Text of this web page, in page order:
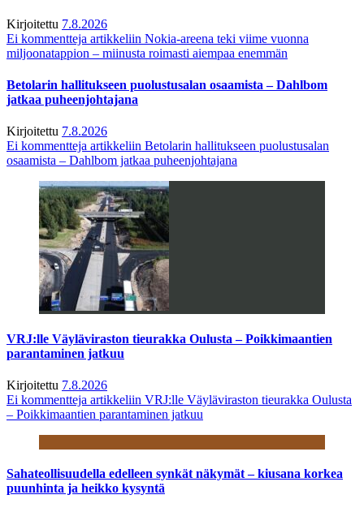
Kirjoitettu 7.8.2026
Ei kommentteja artikkeliin Nokia-areena teki viime vuonna
miljoonatappion – miinusta roimasti aiempaa enemmän
Betolarin hallitukseen puolustusalan osaamista – Dahlbom
jatkaa puheenjohtajana
Kirjoitettu 7.8.2026
Ei kommentteja artikkeliin Betolarin hallitukseen puolustusalan
osaamista – Dahlbom jatkaa puheenjohtajana
VRJ:lle Väyläviraston tieurakka Oulusta – Poikkimaantien
parantaminen jatkuu
Kirjoitettu 7.8.2026
Ei kommentteja artikkeliin VRJ:lle Väyläviraston tieurakka Oulusta
– Poikkimaantien parantaminen jatkuu
Sahateollisuudella edelleen synkät näkymät – kiusana korkea
puunhinta ja heikko kysyntä